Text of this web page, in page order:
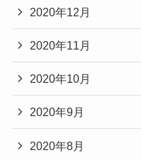
2020年12月
2020年11月
2020年10月
2020年9月
2020年8月